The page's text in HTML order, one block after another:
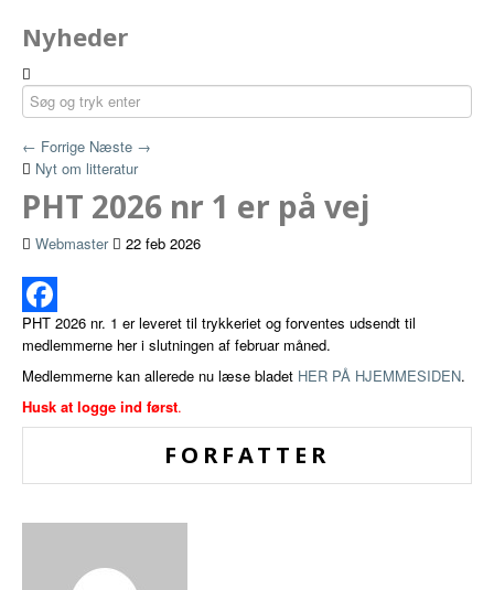
Nyheder
← Forrige Næste →
Nyt om litteratur
PHT 2026 nr 1 er på vej
Webmaster 22 feb 2026
Facebook
PHT 2026 nr. 1 er leveret til trykkeriet og forventes udsendt til
medlemmerne her i slutningen af februar måned.
Medlemmerne kan allerede nu læse bladet HER PÅ HJEMMESIDEN.
Husk at logge ind først.
FORFATTER